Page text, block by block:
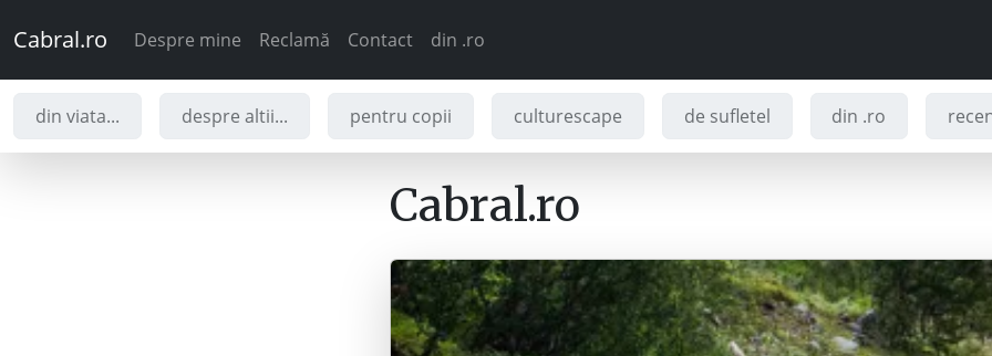
Cabral.ro Despre mine Reclamă Contact din .ro
din viata... despre altii... pentru copii culturescape de sufletel din .ro
Cabral.ro